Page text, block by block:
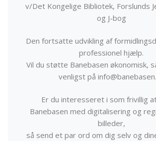
v/Det Kongelige Bibliotek, Forslunds
og J-bog
Den fortsatte udvikling af
professionel hjælp.
Vil du støtte Banebasen økonomisk,
venligst på
Er du interesseret i som frivillig
Banebasen med digitalisering og
billeder,
så send et par ord om dig selv og